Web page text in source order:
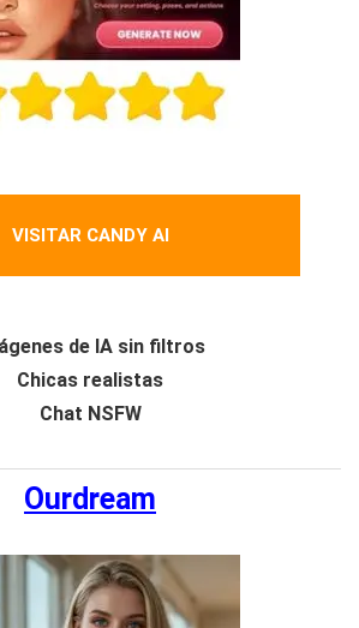
VISITAR CANDY AI
de IA sin filtros
Chicas realistas
Chat NSFW
Ourdream